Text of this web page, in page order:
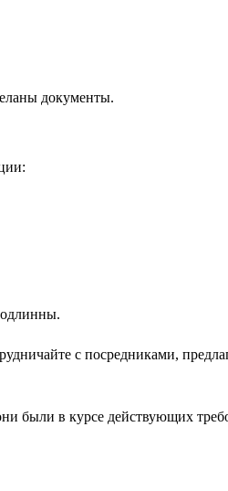
документы.
с посредниками,
были в курсе действующих